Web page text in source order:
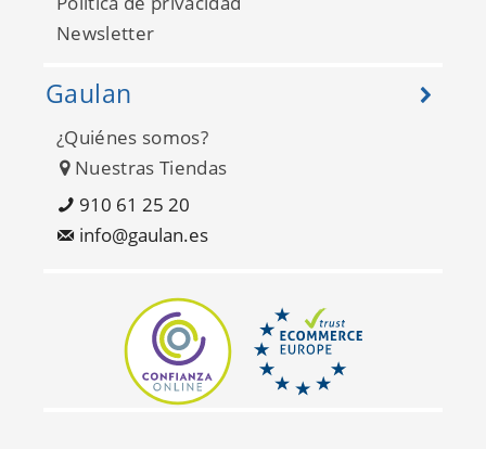
Matieres Wood 337223
Newsletter
Gaulan
¿Quiénes somos?
Nuestras Tiendas
910 61 25 20
info@gaulan.es